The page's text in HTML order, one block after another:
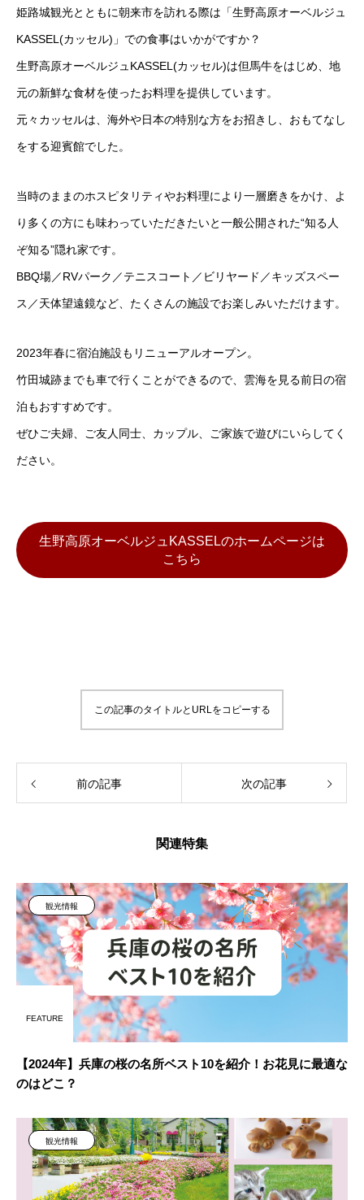
姫路城観光とともに朝来市を訪れる際は「生野高原オーベルジュ
KASSEL(カッセル)」での食事はいかがですか？
生野高原オーベルジュKASSEL(カッセル)は但馬牛をはじめ、地
元の新鮮な食材を使ったお料理を提供しています。
元々カッセルは、海外や日本の特別な方をお招きし、おもてなし
をする迎賓館でした。
当時のままのホスピタリティやお料理により一層磨きをかけ、よ
り多くの方にも味わっていただきたいと一般公開された“知る人
ぞ知る”隠れ家です。
BBQ場／RVパーク／テニスコート／ビリヤード／キッズスペー
ス／天体望遠鏡など、たくさんの施設でお楽しみいただけます。
2023年春に宿泊施設もリニューアルオープン。
竹田城跡までも車で行くことができるので、雲海を見る前日の宿
泊もおすすめです。
ぜひご夫婦、ご友人同士、カップル、ご家族で遊びにいらしてく
ださい。
生野高原オーベルジュKASSELのホームページは
こちら
この記事のタイトルとURLをコピーする
前の記事 次の記事
関連特集
観光情報
FEATURE
【2024年】兵庫の桜の名所ベスト10を紹介！お花見に最適な
のはどこ？
観光情報